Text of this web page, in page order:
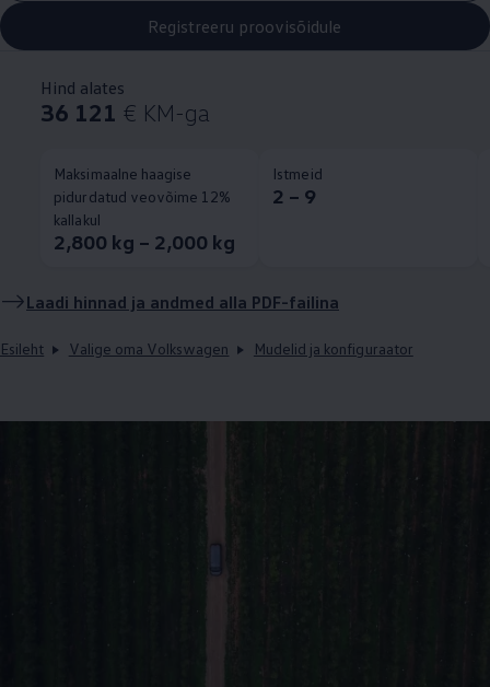
Registreeru proovisõidule
Hind alates
36 121 € KM-ga
Maksimaalne haagise
pidurdatud veovõime 12%
kallakul
2,800 kg – 2,000 kg
Istmeid
2 – 9
Laadi hinnad ja andmed alla PDF-failina
Esileht Valige oma Volkswagen Mudelid ja konfiguraator